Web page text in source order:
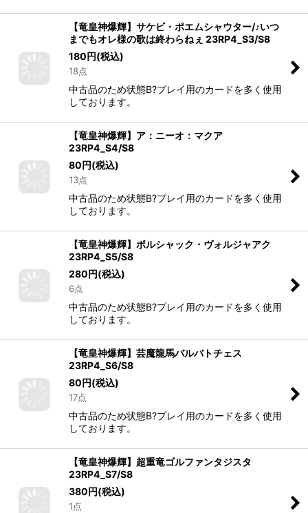
【竜皇神爆輝】サケビ・ポエムシャウター/♪いつ
までもオレ様の歌は終わらねぇ 23RP4_S3/S8
180円(税込)
18点
中古品のため状態B?プレイ用のカードを多く使用
しております。
【竜皇神爆輝】ア：ニーオ：マクア
23RP4_S4/S8
80円(税込)
13点
中古品のため状態B?プレイ用のカードを多く使用
しております。
【竜皇神爆輝】ボルシャック・ヴォルジャアク
23RP4_S5/S8
280円(税込)
6点
中古品のため状態B?プレイ用のカードを多く使用
しております。
【竜皇神爆輝】芸魔龍馬バルバトチェス
23RP4_S6/S8
80円(税込)
17点
中古品のため状態B?プレイ用のカードを多く使用
しております。
【竜皇神爆輝】超重竜ゴルファンタジスタ
23RP4_S7/S8
380円(税込)
1点